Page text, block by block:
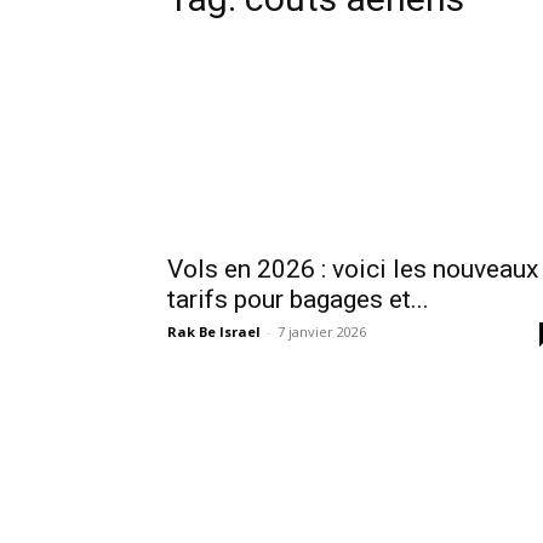
Vols en 2026 : voici les nouveaux
tarifs pour bagages et...
Rak Be Israel - 7 janvier 2026